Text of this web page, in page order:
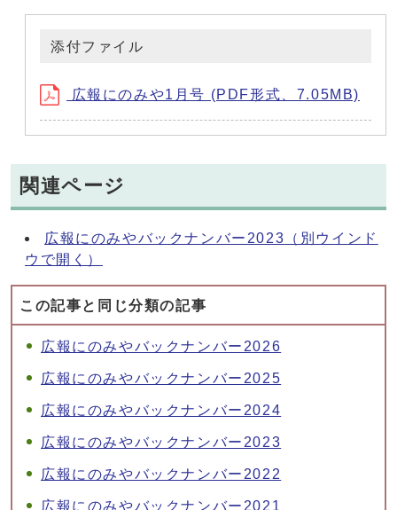
添付ファイル
広報にのみや1月号 (PDF形式、7.05MB)
関連ページ
広報にのみやバックナンバー2023 （別ウインド
ウで開く）
この記事と同じ分類の記事
広報にのみやバックナンバー2026
広報にのみやバックナンバー2025
広報にのみやバックナンバー2024
広報にのみやバックナンバー2023
広報にのみやバックナンバー2022
広報にのみやバックナンバー2021